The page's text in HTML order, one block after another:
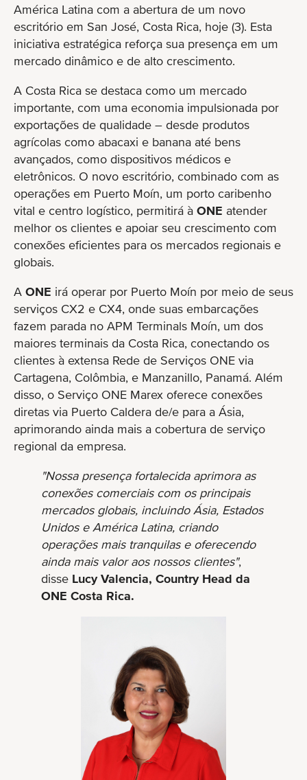
América Latina com a abertura de um novo
escritório em San José, Costa Rica, hoje (3). Esta
iniciativa estratégica reforça sua presença em um
mercado dinâmico e de alto crescimento.
A Costa Rica se destaca como um mercado
importante, com uma economia impulsionada por
exportações de qualidade – desde produtos
agrícolas como abacaxi e banana até bens
avançados, como dispositivos médicos e
eletrônicos. O novo escritório, combinado com as
operações em Puerto Moín, um porto caribenho
vital e centro logístico, permitirá à ONE atender
melhor os clientes e apoiar seu crescimento com
conexões eficientes para os mercados regionais e
globais.
A ONE irá operar por Puerto Moín por meio de seus
serviços CX2 e CX4, onde suas embarcações
fazem parada no APM Terminals Moín, um dos
maiores terminais da Costa Rica, conectando os
clientes à extensa Rede de Serviços ONE via
Cartagena, Colômbia, e Manzanillo, Panamá. Além
disso, o Serviço ONE Marex oferece conexões
diretas via Puerto Caldera de/e para a Ásia,
aprimorando ainda mais a cobertura de serviço
regional da empresa.
"Nossa presença fortalecida aprimora as
conexões comerciais com os principais
mercados globais, incluindo Ásia, Estados
Unidos e América Latina, criando
operações mais tranquilas e oferecendo
ainda mais valor aos nossos clientes",
disse Lucy Valencia, Country Head da
ONE Costa Rica.